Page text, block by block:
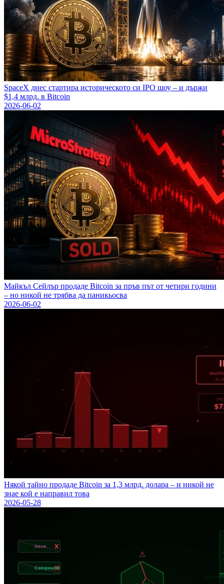
SpaceX днес стартира историческото си IPO шоу – и държи
$1,4 млрд. в Bitcoin
2026-06-02
Майкъл Сейлър продаде Bitcoin за пръв път от четири години
– но никой не трябва да паникьосва
2026-06-02
Някой тайно продаде Bitcoin за 1,3 млрд. долара – и никой не
знае кой е направил това
2026-05-28